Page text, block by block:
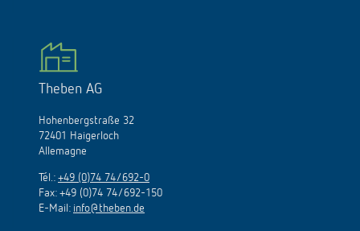
Theben AG
Hohenbergstraße 32
72401 Haigerloch
Allemagne
Tél.: +49 (0)74 74/692-0
Fax: +49 (0)74 74/692-150
E-Mail: info@theben.de